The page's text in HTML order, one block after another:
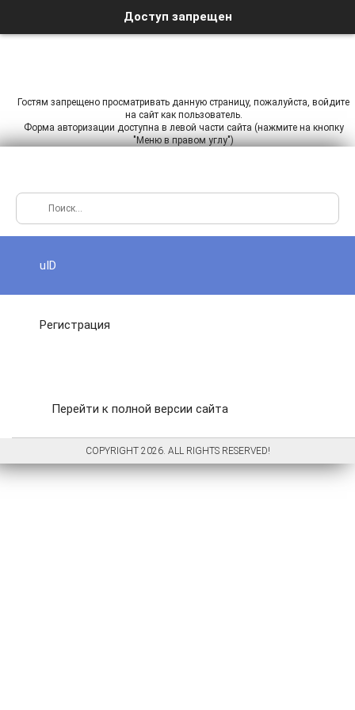
Доступ запрещен
Гостям запрещено просматривать данную страницу, пожалуйста, войдите
на сайт как пользователь.
Форма авторизации доступна в левой части сайта (нажмите на кнопку
"Меню в правом углу")
uID
Регистрация
Перейти к полной версии сайта
COPYRIGHT 2026. ALL RIGHTS RESERVED!